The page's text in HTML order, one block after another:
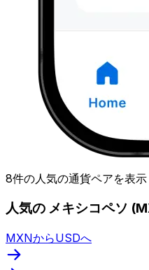
8件の人気の通貨ペアを表示
人気の メキシコペソ
MXNからUSDへ